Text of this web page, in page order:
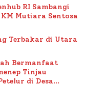
RI Sambangi
Mutiara Sentosa
Terbakar di Utara
Bermanfaat
Tinjau
di Desa